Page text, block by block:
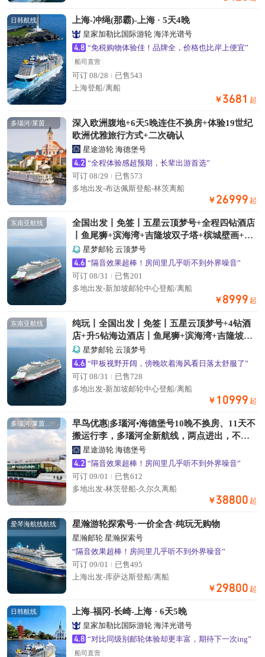
日韩航线 上海-冲绳(那霸)-上海 · 5天4晚
皇家加勒比国际游轮 海洋光谱号
4.8 “免税购物体验佳！品牌全，价格也比岸上便宜”
船司直营
可订 08/28
已售543
上海登船/离船
￥ 3681 起
深入欧洲腹地+6天5晚连住不换房+体验19世纪
欧洲优雅旅行方式+二次确认
星途游轮 海德堡号
4.2 “全程体验感超预期，长辈出游首选”
可订 08/29
已售573
多地出发-布达佩斯登船-林茨离船
￥ 26999 起
东南亚航线
全国出发丨免签丨五星云顶梦号+全程四钻酒店
丨鱼尾狮+滨海湾+吉隆坡双子塔+槟城壁画+娘
惹美食+民丹岛红树林+黄金沙丘蓝丨赠岸上游
+海景下午茶
星梦邮轮 云顶梦号
4.6 “隔音效果超棒！房间里几乎听不到外界噪音”
可订 08/31
已售201
多地出发-新加坡邮轮中心登船/离船
￥ 8999 起
东南亚航线
纯玩丨全国出发丨免签丨五星云顶梦号+4钻酒
店+升5钻海边酒店丨鱼尾狮+滨海湾+吉隆坡双
子塔+槟城壁画+红树林+黄金沙丘丨赠岸上游
+海景下午茶
星梦邮轮 云顶梦号
4.6 “甲板视野开阔，傍晚吹着海风看日落太舒服了”
可订 08/31
已售728
多地出发-新加坡邮轮中心登船/离船
￥ 10999 起
多瑙河/莱茵河航线
早鸟优惠|多瑙河•海德堡号10晚不换房、11天不
搬运行李，多瑙河全新航线，两点进出，不走
回头路
星途游轮 海德堡号
4.2 “隔音效果超棒！房间里几乎听不到外界噪音”
可订 09/01
已售612
多地出发-林茨登船-久尔久离船
￥ 38800 起
爱琴海航线航线 星瀚游轮探索号·一价全含·纯玩无购物
星瀚邮轮 星瀚探索号
“隔音效果超棒！房间里几乎听不到外界噪音”
可订 09/01
已售495
上海出发-库萨达斯登船/离船
￥ 29800 起
日韩航线 上海-福冈-长崎-上海 · 6天5晚
皇家加勒比国际游轮 海洋光谱号
4.8 “对比同级别邮轮体验却更丰富，期待下一次ing”
船司直营